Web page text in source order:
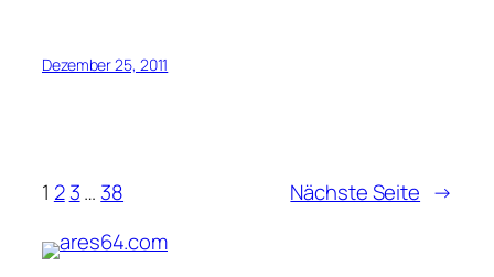
Dezember 25, 2011
1 2 3… 38 Nächste Seite →